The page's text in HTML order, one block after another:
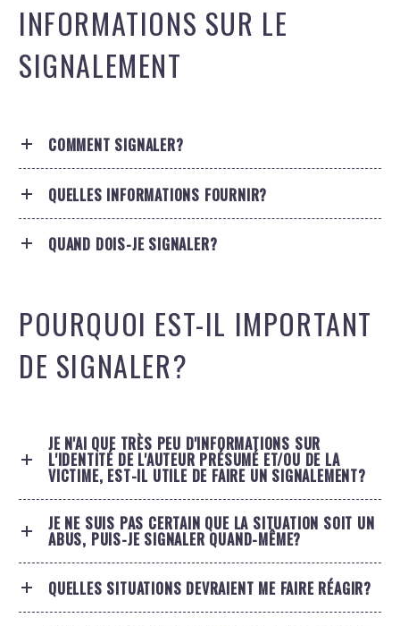
INFORMATIONS SUR LE
SIGNALEMENT
COMMENT SIGNALER?
QUELLES INFORMATIONS FOURNIR?
QUAND DOIS-JE SIGNALER?
POURQUOI EST-IL IMPORTANT
DE SIGNALER?
JE N'AI QUE TRÈS PEU D'INFORMATIONS SUR
L'IDENTITÉ DE L'AUTEUR PRÉSUMÉ ET/OU DE LA
VICTIME, EST-IL UTILE DE FAIRE UN SIGNALEMENT?
JE NE SUIS PAS CERTAIN QUE LA SITUATION SOIT UN
ABUS, PUIS-JE SIGNALER QUAND-MÊME?
QUELLES SITUATIONS DEVRAIENT ME FAIRE RÉAGIR?